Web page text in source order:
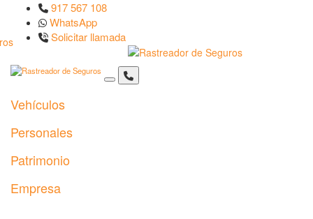
917 567 108
WhatsApp
Solicitar llamada
Vehículos
Personales
Patrimonio
Empresa